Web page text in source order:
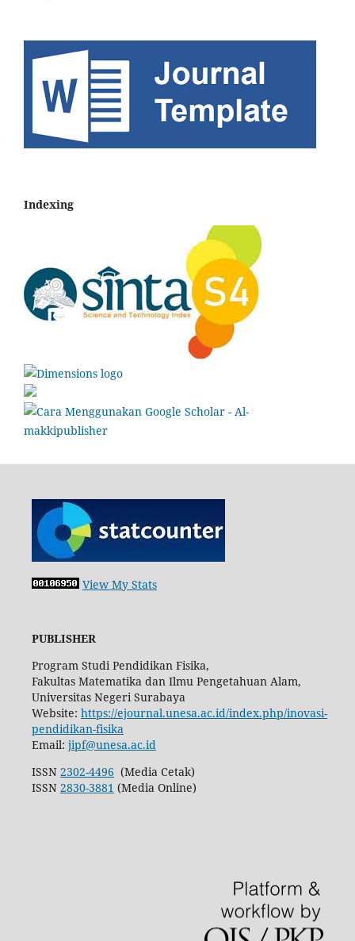
Indexing
View My Stats
PUBLISHER
Program Studi Pendidikan Fisika,
Fakultas Matematika dan Ilmu Pengetahuan Alam,
Universitas Negeri Surabaya
Website: https://ejournal.unesa.ac.id/index.php/inovasi-
pendidikan-fisika
Email: jipf@unesa.ac.id
ISSN 2302-4496 (Media Cetak)
ISSN 2830-3881 (Media Online)